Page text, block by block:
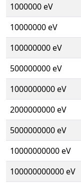
1000000 eV
10000000 eV
100000000 eV
500000000 eV
1000000000 eV
2000000000 eV
5000000000 eV
10000000000 eV
100000000000 eV